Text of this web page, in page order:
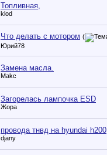
Топливная,
klod
Что делать с мотором (
Юрий78
Замена масла.
Makc
Загорелась лампочка ESD
Жора
провода тнвд на hyundai h200
djany